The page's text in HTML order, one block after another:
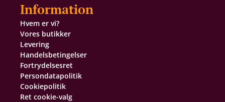
Information
Hvem er vi?
Vores butikker
Levering
Handelsbetingelser
Fortrydelsesret
Persondatapolitik
Cookiepolitik
Ret cookie-valg